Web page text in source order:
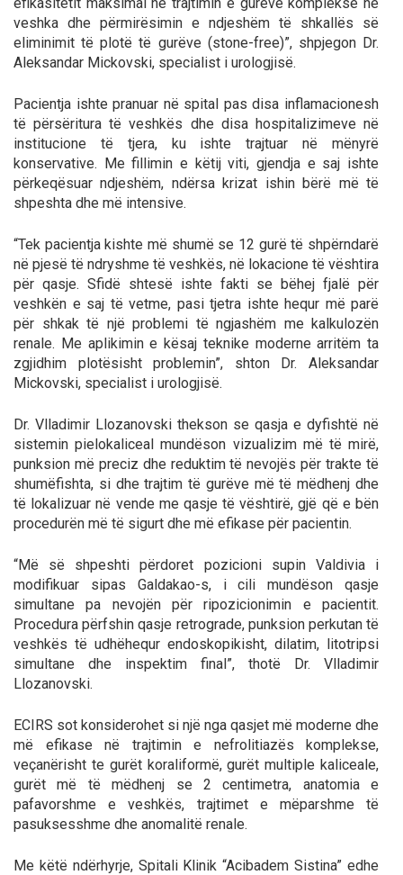
efikasitetit maksimal në trajtimin e gurëve kompleksë në
veshka dhe përmirësimin e ndjeshëm të shkallës së
eliminimit të plotë të gurëve (stone-free)”, shpjegon Dr.
Aleksandar Mickovski, specialist i urologjisë.
Pacientja ishte pranuar në spital pas disa inflamacionesh
të përsëritura të veshkës dhe disa hospitalizimeve në
institucione të tjera, ku ishte trajtuar në mënyrë
konservative. Me fillimin e këtij viti, gjendja e saj ishte
përkeqësuar ndjeshëm, ndërsa krizat ishin bërë më të
shpeshta dhe më intensive.
“Tek pacientja kishte më shumë se 12 gurë të shpërndarë
në pjesë të ndryshme të veshkës, në lokacione të vështira
për qasje. Sfidë shtesë ishte fakti se bëhej fjalë për
veshkën e saj të vetme, pasi tjetra ishte hequr më parë
për shkak të një problemi të ngjashëm me kalkulozën
renale. Me aplikimin e kësaj teknike moderne arritëm ta
zgjidhim plotësisht problemin”, shton Dr. Aleksandar
Mickovski, specialist i urologjisë.
Dr. Vlladimir Llozanovski thekson se qasja e dyfishtë në
sistemin pielokaliceal mundëson vizualizim më të mirë,
punksion më preciz dhe reduktim të nevojës për trakte të
shumëfishta, si dhe trajtim të gurëve më të mëdhenj dhe
të lokalizuar në vende me qasje të vështirë, gjë që e bën
procedurën më të sigurt dhe më efikase për pacientin.
“Më së shpeshti përdoret pozicioni supin Valdivia i
modifikuar sipas Galdakao-s, i cili mundëson qasje
simultane pa nevojën për ripozicionimin e pacientit.
Procedura përfshin qasje retrograde, punksion perkutan të
veshkës të udhëhequr endoskopikisht, dilatim, litotripsi
simultane dhe inspektim final”, thotë Dr. Vlladimir
Llozanovski.
ECIRS sot konsiderohet si një nga qasjet më moderne dhe
më efikase në trajtimin e nefrolitiazës komplekse,
veçanërisht te gurët koraliformë, gurët multiple kaliceale,
gurët më të mëdhenj se 2 centimetra, anatomia e
pafavorshme e veshkës, trajtimet e mëparshme të
pasuksesshme dhe anomalitë renale.
Me këtë ndërhyrje, Spitali Klinik “Acibadem Sistina” edhe